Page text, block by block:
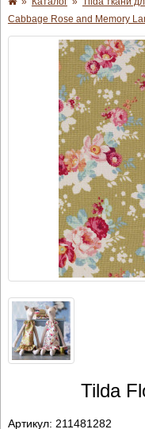
Cabbage Rose and Memory
Tilda
Артикул: 211481282